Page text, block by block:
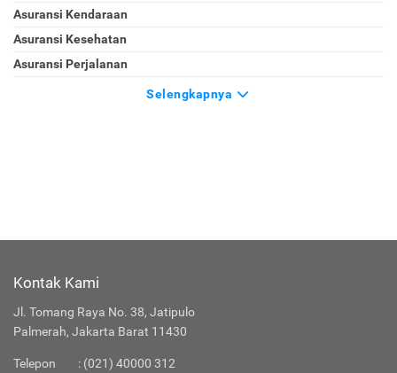
Asuransi Kendaraan
Asuransi Kesehatan
Asuransi Perjalanan
Selengkapnya
Kontak Kami
Jl. Tomang Raya No. 38, Jatipulo
Palmerah, Jakarta Barat 11430
Telepon : (021) 40000 312